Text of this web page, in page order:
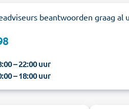
beantwoorden graag al
– 22:00 uur
– 18:00 uur